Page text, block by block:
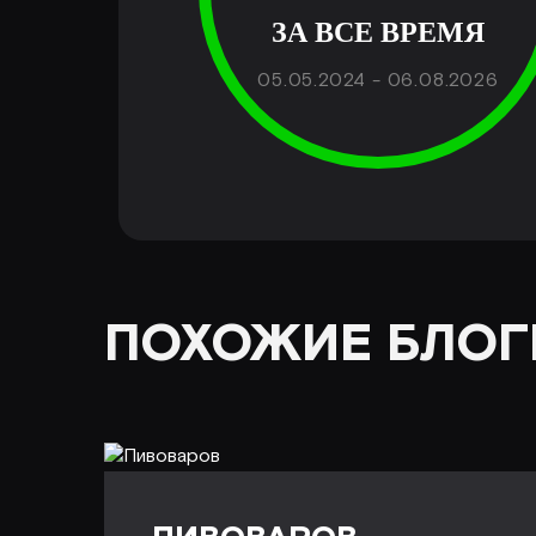
ЗА ВСЕ ВРЕМЯ
05.05.2024 - 06.08.2026
ПОХОЖИЕ